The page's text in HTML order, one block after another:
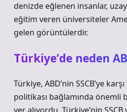
denizde eğlenen insanlar,
eğitim veren üniversiteler
gelen görüntülerdir.
Türkiye’de neden
Türkiye, ABD’nin SSCB’ye
politikası bağlamında